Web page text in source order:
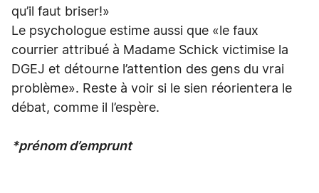
qu’il faut briser!»
Le psychologue estime aussi que «le faux
courrier attribué à Madame Schick victimise la
DGEJ et détourne l’attention des gens du vrai
problème». Reste à voir si le sien réorientera le
débat, comme il l’espère.
*prénom d’emprunt